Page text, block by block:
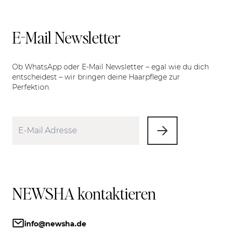
E-Mail Newsletter
Ob WhatsApp oder E-Mail Newsletter – egal wie du dich
entscheidest – wir bringen deine Haarpflege zur
Perfektion.
NEWSHA kontaktieren
info@newsha.de